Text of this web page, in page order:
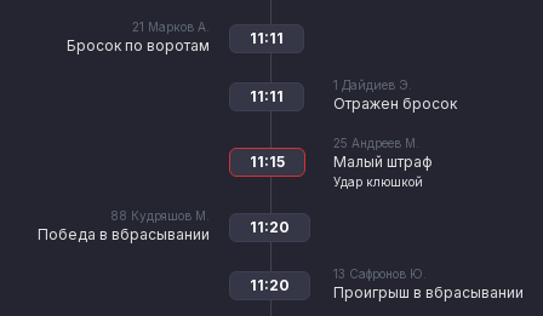
21 Марков А.
Бросок по воротам 11:11
1 Дайдиев Э.
Отражен бросок
11:11
25 Андреев М.
Малый штраф
Удар клюшкой
11:15
88 Кудряшов М.
Победа в вбрасывании 11:20
13 Сафронов Ю.
Проигрыш в вбрасывании
11:20